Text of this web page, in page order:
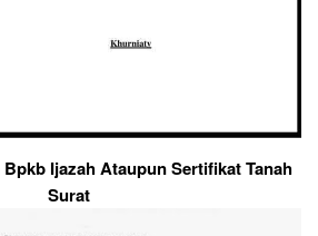
Ijazah Ataupun Sertifikat Tanah
Surat